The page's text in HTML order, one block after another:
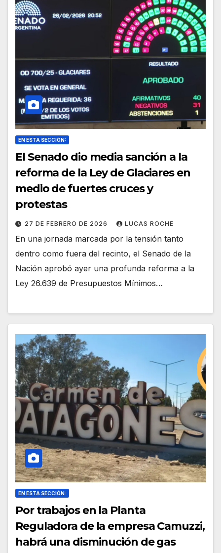
EN ESTA SECCIÓN:
El Senado dio media sanción a la
reforma de la Ley de Glaciares en
medio de fuertes cruces y
protestas
27 DE FEBRERO DE 2026 LUCAS ROCHE
En una jornada marcada por la tensión tanto
dentro como fuera del recinto, el Senado de la
Nación aprobó ayer una profunda reforma a la
Ley 26.639 de Presupuestos Mínimos…
EN ESTA SECCIÓN:
Por trabajos en la Planta
Reguladora de la empresa Camuzzi,
habrá una disminución de gas